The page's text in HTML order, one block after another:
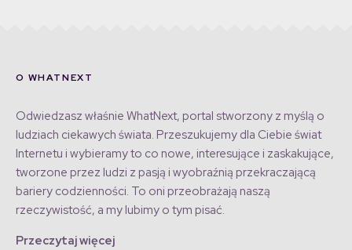
O WHATNEXT
Odwiedzasz właśnie WhatNext, portal stworzony z myślą o
ludziach ciekawych świata. Przeszukujemy dla Ciebie świat
Internetu i wybieramy to co nowe, interesujące i zaskakujące,
tworzone przez ludzi z pasją i wyobraźnią przekraczającą
bariery codzienności. To oni przeobrażają naszą
rzeczywistość, a my lubimy o tym pisać.
Przeczytaj więcej